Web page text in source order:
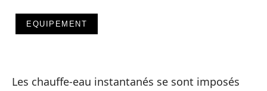
EQUIPEMENT
Les chauffe-eau instantanés se sont imposés